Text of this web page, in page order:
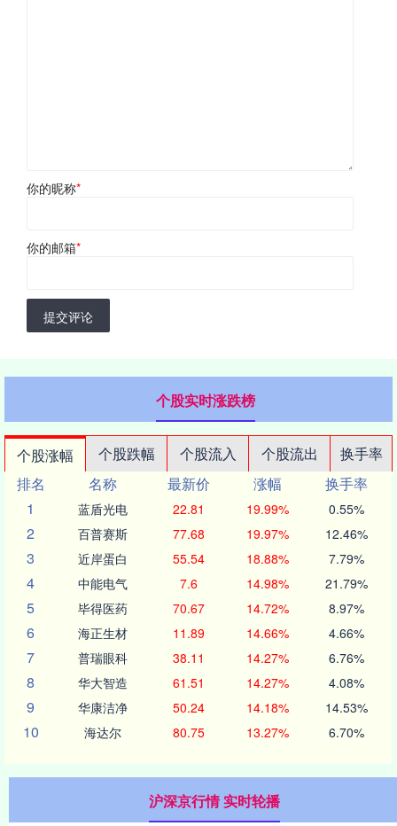
你的昵称*
你的邮箱*
提交评论
个股实时涨跌榜
个股涨幅 个股跌幅 个股流入 个股流出
换手率
排名
名称 最新价 涨幅
换手率
1
蓝盾光电 22.81 19.99% 0.55%
2 百普赛斯 77.68 19.97% 12.46%
3 近岸蛋白 55.54 18.88% 7.79%
4 中能电气 7.6 14.98% 21.79%
5 毕得医药 70.67 14.72% 8.97%
6 海正生材 11.89 14.66% 4.66%
7 普瑞眼科 38.11 14.27% 6.76%
8 华大智造 61.51 14.27% 4.08%
9 华康洁净 50.24 14.18% 14.53%
10 海达尔 80.75 13.27% 6.70%
沪深京行情 实时轮播